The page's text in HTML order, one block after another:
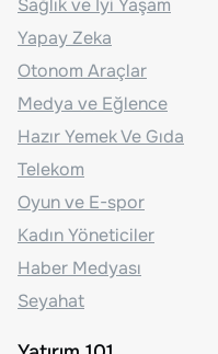
Sağlık ve İyi Yaşam
Yapay Zeka
Otonom Araçlar
Medya ve Eğlence
Hazır Yemek Ve Gıda
Telekom
Oyun ve E-spor
Kadın Yöneticiler
Haber Medyası
Seyahat